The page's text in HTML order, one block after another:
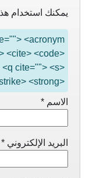
يمكنك استخدام
<acronym
<cite> <code>
cite=""> <s>
<strong>
الاسم *
البريد الإلكتروني *